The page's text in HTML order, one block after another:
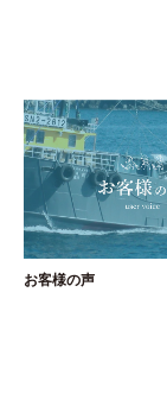
お客様の声